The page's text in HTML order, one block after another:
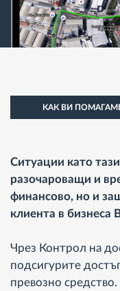
КАК ВИ
Ситуации като
разочароващи и
финансово, но и
клиента в бизнеса
Чрез Контрол на
подсигурите
превозно средство.